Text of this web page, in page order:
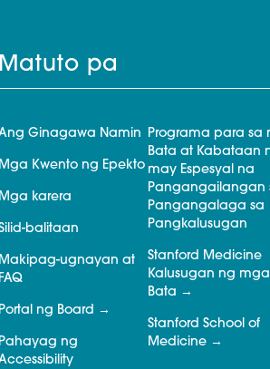
Matuto pa
Ginagawa Namin
Mga Kwento ng Epekto
Mga karera
balitaan
Makipag-ugnayan at
FAQ
Portal ng Board
Pahayag ng
Programa para sa
Bata at Kabataan
may Espesyal na
Pangangailangan
Pangangalaga sa
Pangkalusugan
Stanford Medicine
Kalusugan ng mga
Bata
Stanford School of
Medicine